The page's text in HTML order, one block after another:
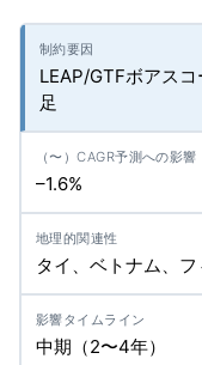
LEAP/GTFボアス
足
–1.6%
タイ、ベトナム、
中期（2〜4年）